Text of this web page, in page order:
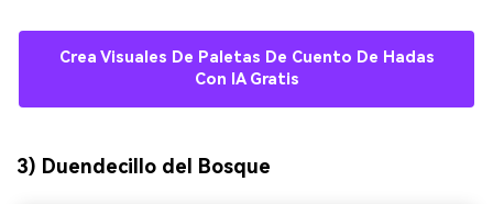
Crea Visuales De Paletas De Cuento De Hadas
Con IA Gratis
3) Duendecillo del Bosque